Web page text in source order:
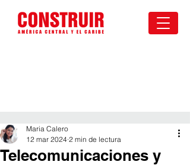
Telecomunicaciones y
Maria Calero
12 mar 2024 2 min de lectura